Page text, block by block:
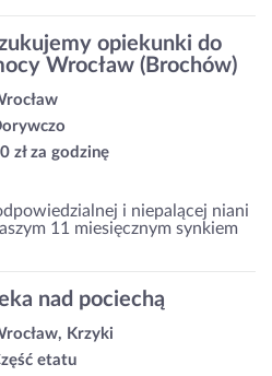
opiekunki do
Wrocław (Brochów)
zł za godzinę
i niepalącej niani
11 miesięcznym synkiem
nad pociechą
Krzyki
etatu